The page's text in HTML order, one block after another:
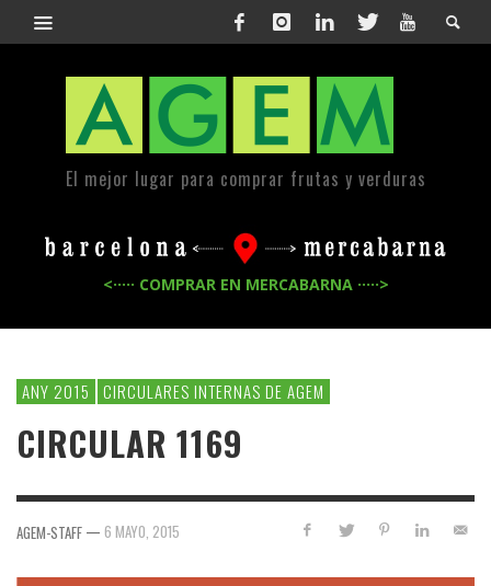
El mejor lugar para comprar frutas y verduras
<····· COMPRAR EN MERCABARNA ·····>
ANY 2015 CIRCULARES INTERNAS DE AGEM
CIRCULAR 1169
AGEM-STAFF — 6 MAYO, 2015